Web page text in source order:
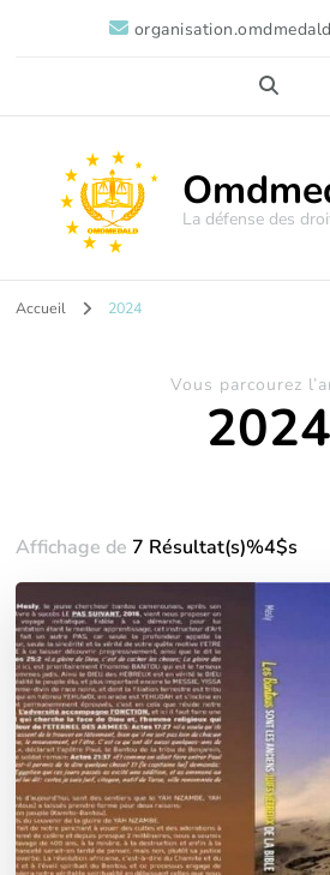
La défense des
Accueil 2024
Vous parcourez
2024
Affichage de 7 Résultat(s)%4$s